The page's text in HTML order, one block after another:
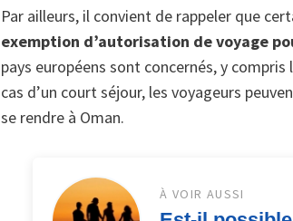
Par ailleurs, il convient de rappeler que
exemption d’autorisation de voyage
pays européens sont concernés, y
cas d’un court séjour, les voyageurs
se rendre à Oman.
À VOIR AUSSI